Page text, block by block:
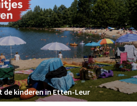
blogs
kinderen in Etten-Leur